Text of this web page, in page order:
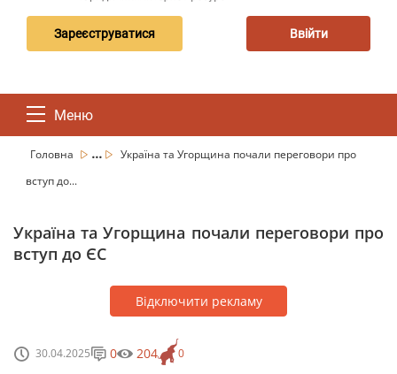
Зареєструватися Ввійти
Меню
Головна ...
Україна та Угорщина почали переговори про
вступ до...
Україна та Угорщина почали переговори про
вступ до ЄС
Відключити рекламу
30.04.2025 0
0 204